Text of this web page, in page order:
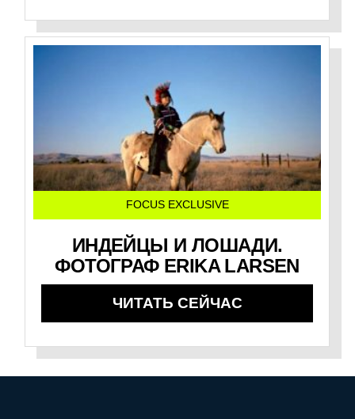
FOCUS EXCLUSIVE
ИНДЕЙЦЫ И ЛОШАДИ.
ФОТОГРАФ ERIKA LARSEN
ЧИТАТЬ СЕЙЧАС